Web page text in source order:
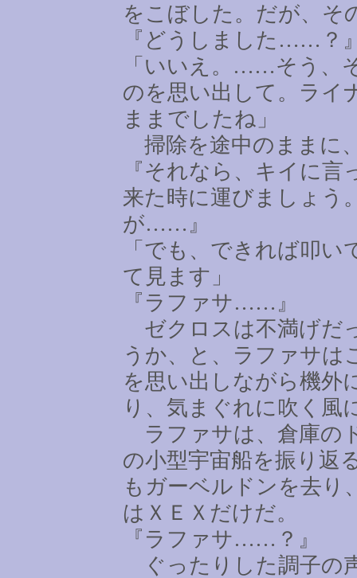
をこぼした。だが、そ
『どうしました …… ？
「いいえ。 ……そう、
のを思い出して。ライ
ままでしたね」
掃除を途中のままに
『それなら、キイに
来た時に運びましょう
が…… 』
「でも、できれば叩
て見ます」
『ラファサ…… 』
ゼクロスは不満げだ
うか、と、ラファサは
を思い出しながら機外
り、気まぐれに吹く風
ラファサは、倉庫の
の小型宇宙船を振り返
もガーベルドンを去り
はＸＥＸだけだ。
『ラファサ…… ？』
ぐったりした調子の